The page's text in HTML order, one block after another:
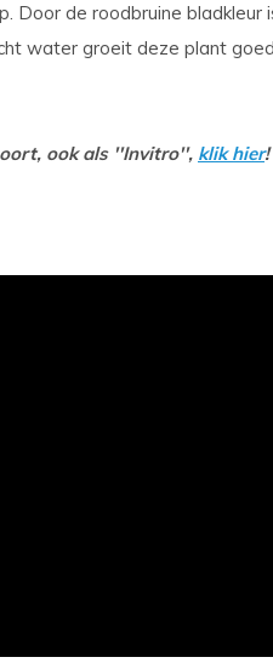
Door de roodbruine bladkleur
water groeit deze plant
ook als ''Invitro'', klik hier!